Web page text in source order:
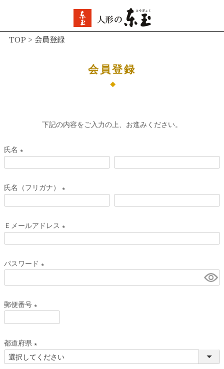
TOP 会員登録
会員登録
下記の内容をご入力の上、お進みください。
氏名
(
須
)
氏名（フリガナ）
(
須
)
Ｅメールアドレス
(
須
パスワード
郵便番号
(
須
)
都道府県
(